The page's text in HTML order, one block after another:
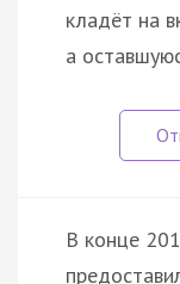
кладёт на
а
В конце